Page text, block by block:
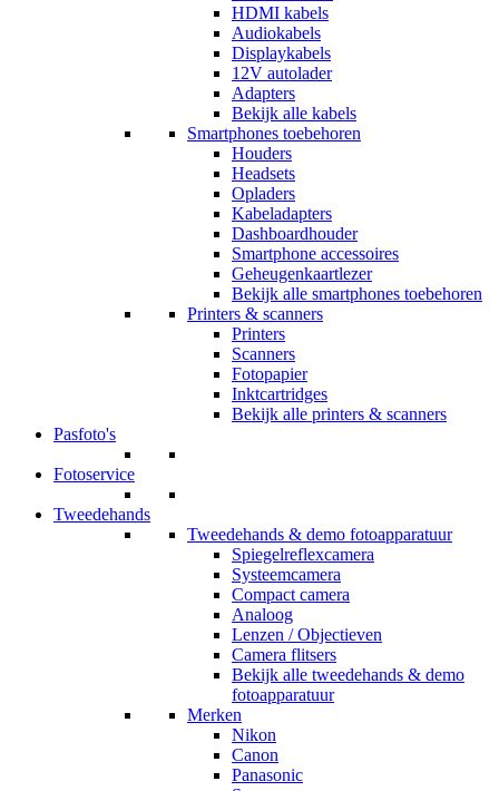
HDMI kabels
Audiokabels
Displaykabels
12V autolader
Adapters
Bekijk alle kabels
Smartphones toebehoren
Houders
Headsets
Opladers
Kabeladapters
Dashboardhouder
Smartphone accessoires
Geheugenkaartlezer
Bekijk alle smartphones toebehoren
Printers & scanners
Printers
Scanners
Fotopapier
Inktcartridges
Bekijk alle printers & scanners
Pasfoto's
Fotoservice
Tweedehands
Tweedehands & demo fotoapparatuur
Spiegelreflexcamera
Systeemcamera
Compact camera
Analoog
Lenzen / Objectieven
Camera flitsers
Bekijk alle tweedehands & demo
fotoapparatuur
Merken
Nikon
Canon
Panasonic